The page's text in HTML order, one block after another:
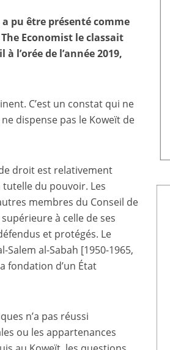
pu être présenté comme
Economist le classait
l’orée de l’année 2019,
C’est un constat qui ne
dispense pas le Koweït de
droit est relativement
tutelle du pouvoir. Les
membres du Conseil de
à celle de ses
et protégés. Le
Salem al-Sabah [1950-1965,
fondation d’un État
n’a pas réussi
ou les appartenances